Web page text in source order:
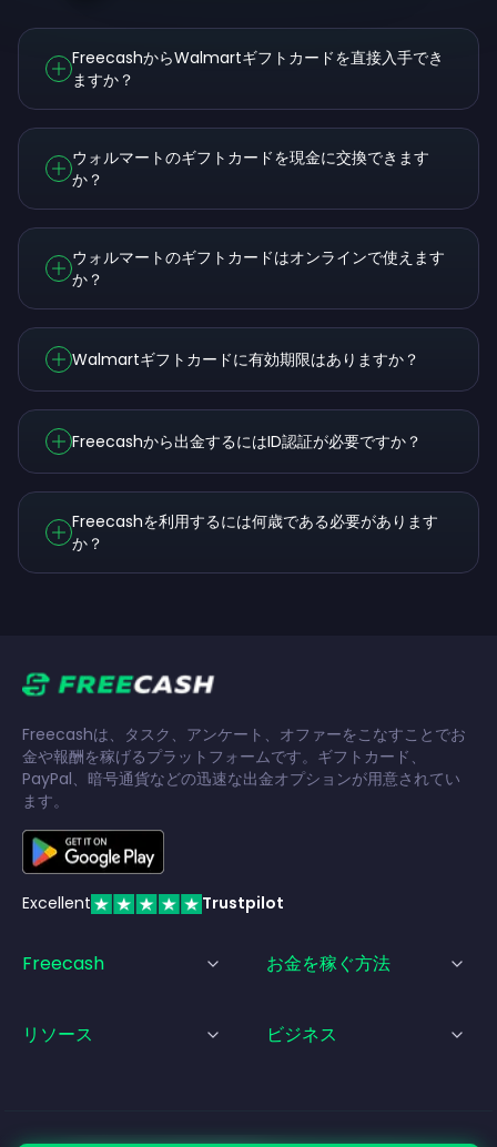
FreecashからWalmartギフトカードを直接入手でき
ますか？
ウォルマートのギフトカードを現金に交換できます
か？
ウォルマートのギフトカードはオンラインで使えます
か？
Walmartギフトカードに有効期限はありますか？
Freecashから出金するにはID認証が必要ですか？
Freecashを利用するには何歳である必要があります
か？
Freecashは、タスク、アンケート、オファーをこなすことでお
金や報酬を稼げるプラットフォームです。ギフトカード、
PayPal、暗号通貨などの迅速な出金オプションが用意されてい
ます。
Excellent Trustpilot
Freecash お金を稼ぐ方法
リソース ビジネス